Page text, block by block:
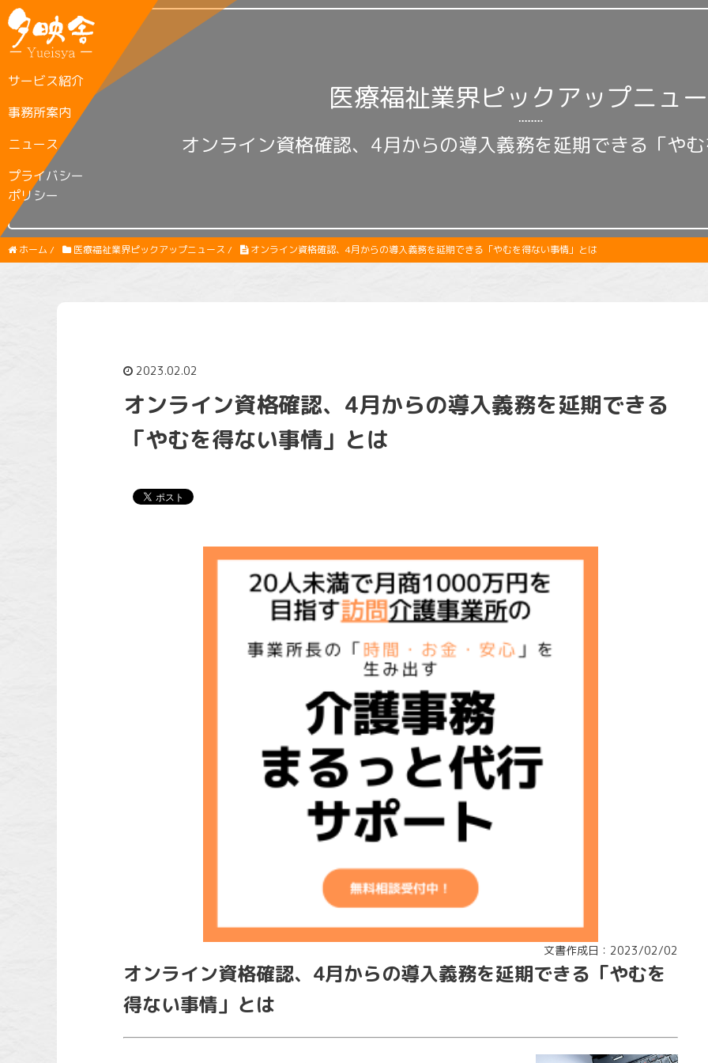
医療福祉業界ピックアップニュ
オンライン資格確認、4月からの導入義務を延期できる「や
サービス紹介
事務所案内
ニュース
プライバシー
ポリシー
ホーム / 医療福祉業界ピックアップニュース / オンライン資格確認、4月からの導入義務を延期できる「やむを得ない事情」とは
2023.02.02
オンライン資格確認、4月からの導入義務を延期できる
「やむを得ない事情」とは
文書作成日：2023/02/02
オンライン資格確認、4月からの導入義務を延期できる「やむを
得ない事情」とは